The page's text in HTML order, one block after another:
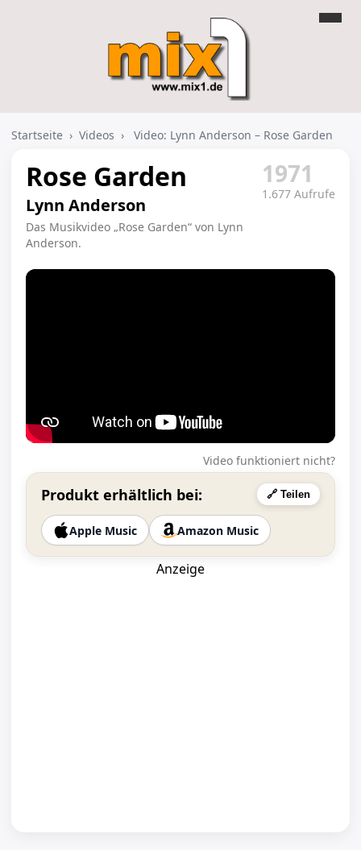
Startseite › Videos › Video: Lynn Anderson – Rose Garden
Rose Garden
Lynn Anderson
Das Musikvideo „Rose Garden“ von Lynn
Anderson.
1971
1.677 Aufrufe
Video funktioniert nicht?
Produkt erhältlich bei: 🔗 Teilen
Apple Music Amazon Music
Anzeige